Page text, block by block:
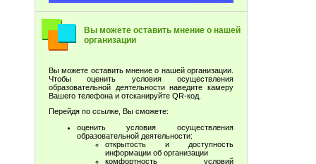
Вы можете оставить мнение о нашей
организации
Вы можете оставить мнение о нашей организации.
Чтобы оценить условия осуществления
образовательной деятельности наведите камеру
Вашего телефона и отсканируйте QR-код.
Перейдя по ссылке, Вы сможете:
оценить условия осуществления
образовательной деятельности:
открытость и доступность
информации об организации
комфортность условий